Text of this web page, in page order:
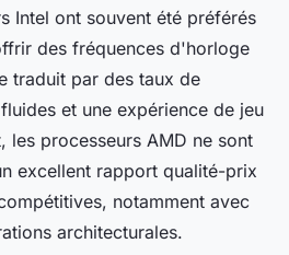
Intel ont souvent été préférés
des fréquences d'horloge
traduit par des taux de
et une expérience de jeu
les processeurs AMD ne sont
excellent rapport qualité-prix
notamment avec
architecturales.